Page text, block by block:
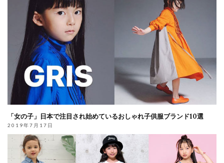
「女の子」日本で注目され始めているおしゃれ子供服ブランド10選
2019年7月17日